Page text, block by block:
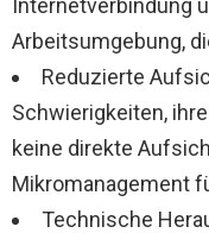
Arbeitsumgebung,
Reduzierte
Schwierigkeiten,
keine direkte
Mikromanagement
Technische